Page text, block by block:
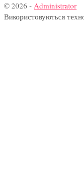
© 2026 - Administrator
Використовуються